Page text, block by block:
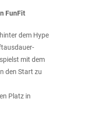
FunFit
dem Hype
mit dem
den Start zu
Platz in